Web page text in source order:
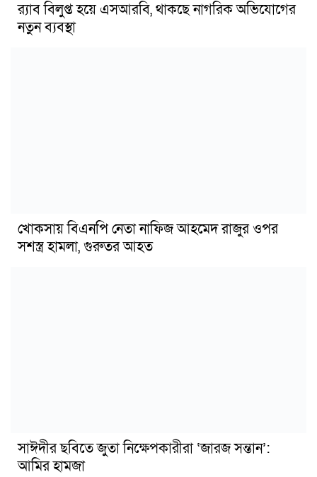
র‍্যাব বিলুপ্ত হয়ে এসআরবি, থাকছে নাগরিক অভিযোগের
নতুন ব্যবস্থা
খোকসায় বিএনপি নেতা নাফিজ আহমেদ রাজুর ওপর
সশস্ত্র হামলা, গুরুতর আহত
সাঈদীর ছবিতে জুতা নিক্ষেপকারীরা ‘জারজ সন্তান’:
আমির হামজা